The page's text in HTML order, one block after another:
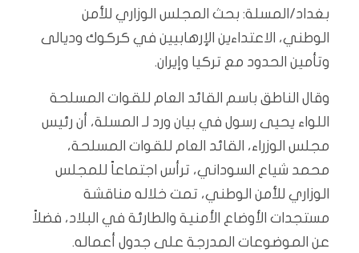
بغداد/المسلة: بحث المجلس الوزاري للأمن
الوطني، الاعتداءين الإرهابيين في كركوك وديالى
وتأمين الحدود مع تركيا وإيران.
وقال الناطق باسم القائد العام للقوات المسلحة
اللواء يحيى رسول في بيان ورد لـ المسلة، أن رئيس
مجلس الوزراء، القائد العام للقوات المسلحة،
محمد شياع السوداني، ترأس اجتماعاً للمجلس
الوزاري للأمن الوطني، تمت خلاله مناقشة
مستجدات الأوضاع الأمنية والطارئة في البلاد، فضلاً
عن الموضوعات المدرجة على جدول أعماله.